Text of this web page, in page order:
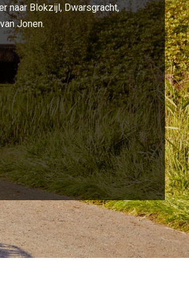
naar Blokzijl, Dwarsgracht,
Jonen.